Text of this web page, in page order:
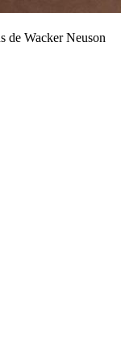
de Wacker Neuson